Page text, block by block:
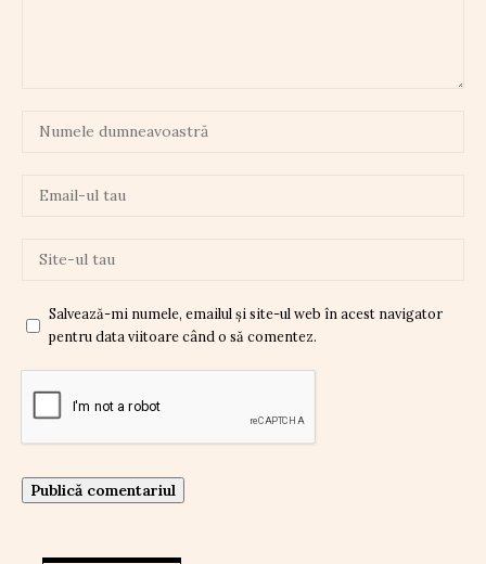
Salvează-mi numele, emailul și site-ul web în acest navigator
pentru data viitoare când o să comentez.